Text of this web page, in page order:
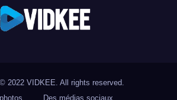
2022 VIDKEE. All rights reserved.
Des médias sociaux